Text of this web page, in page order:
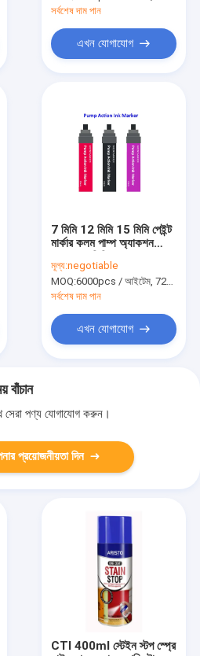
সর্বশেষ দাম পান
এখন যোগাযোগ
7 মিমি 12 মিমি 15 মিমি পেইন্ট
মার্কার কলম পাম্প অ্যাকশন
কালি মার্কার ভিত্তিক
মূল্য:negotiable
MOQ:6000pcs / আইটেম, 720pcs / রঙ
সর্বশেষ দাম পান
এখন যোগাযোগ
বাঁচান
সেরা পণ্য যোগাযোগ করুন।
প্রয়োজনীয়তা দিন
CTI 400ml স্টেইন স্টপ স্প্রে